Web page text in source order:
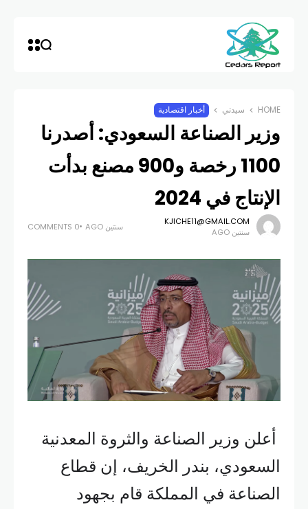
HOME سيدتي أخبار اقتصادية
وزير الصناعة السعودي: أصدرنا
1100 رخصة و900 مصنع بدأت
الإنتاج في 2024
KJICHE11@GMAIL.COM
سنتين AGO
سنتين AGO 0 COMMENTS
أعلن وزير الصناعة والثروة المعدنية
السعودي، بندر الخريف، إن قطاع
الصناعة في المملكة قام بجهود